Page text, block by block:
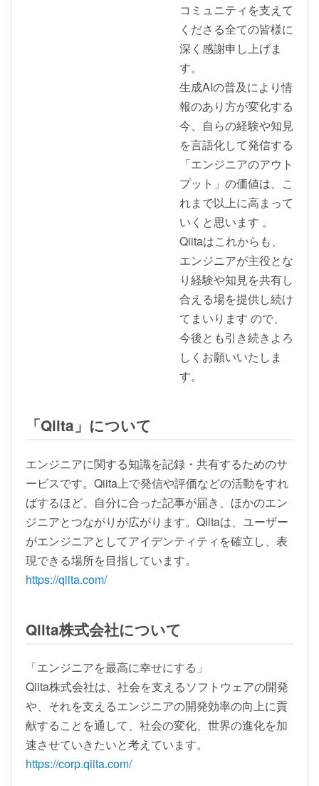
コミュニティを支えて
くださる全ての皆様に
深く感謝申し上げま
す。
生成AIの普及により情
報のあり方が変化する
今、自らの経験や知見
を言語化して発信する
「エンジニアのアウト
プット」の価値は、こ
れまで以上に高まって
いくと思います 。
Qiitaはこれからも、
エンジニアが主役とな
り経験や知見を共有し
合える場を提供し続け
てまいります ので、
今後とも引き続きよろ
しくお願いいたしま
す。
「Qiita」について
エンジニアに関する知識を記録・共有するためのサ
ービスです。Qiita上で発信や評価などの活動をすれ
ばするほど、自分に合った記事が届き、ほかのエン
ジニアとつながりが広がります。Qiitaは、ユーザー
がエンジニアとしてアイデンティティを確立し、表
現できる場所を目指しています。
https://qiita.com/
Qiita株式会社について
「エンジニアを最高に幸せにする」
Qiita株式会社は、社会を支えるソフトウェアの開発
や、それを支えるエンジニアの開発効率の向上に貢
献することを通して、社会の変化、世界の進化を加
速させていきたいと考えています。
https://corp.qiita.com/